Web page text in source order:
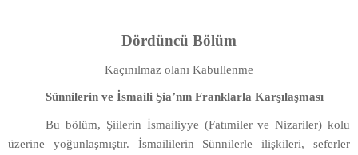
Dördüncü Bölüm
Kaçınılmaz olanı Kabullenme
Sünnilerin ve İsmaili Şia’nın Franklarla Karşılaşması
Bu bölüm, Şiilerin İsmailiyye (Fatımiler ve Nizariler) kolu
üzerine yoğunlaşmıştır. İsmaililerin Sünnilerle ilişkileri, seferler